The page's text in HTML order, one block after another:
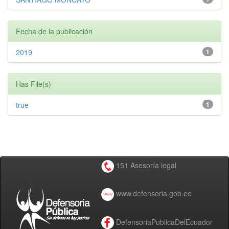
Fecha de la publicación
1
2019
Has File(s)
1
true
151 Asesoría legal
www.defensoria.gob.ec
DefensoriaPublicaDelEcuador